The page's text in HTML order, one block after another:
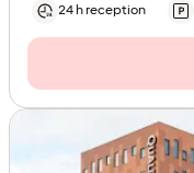
24 h reception